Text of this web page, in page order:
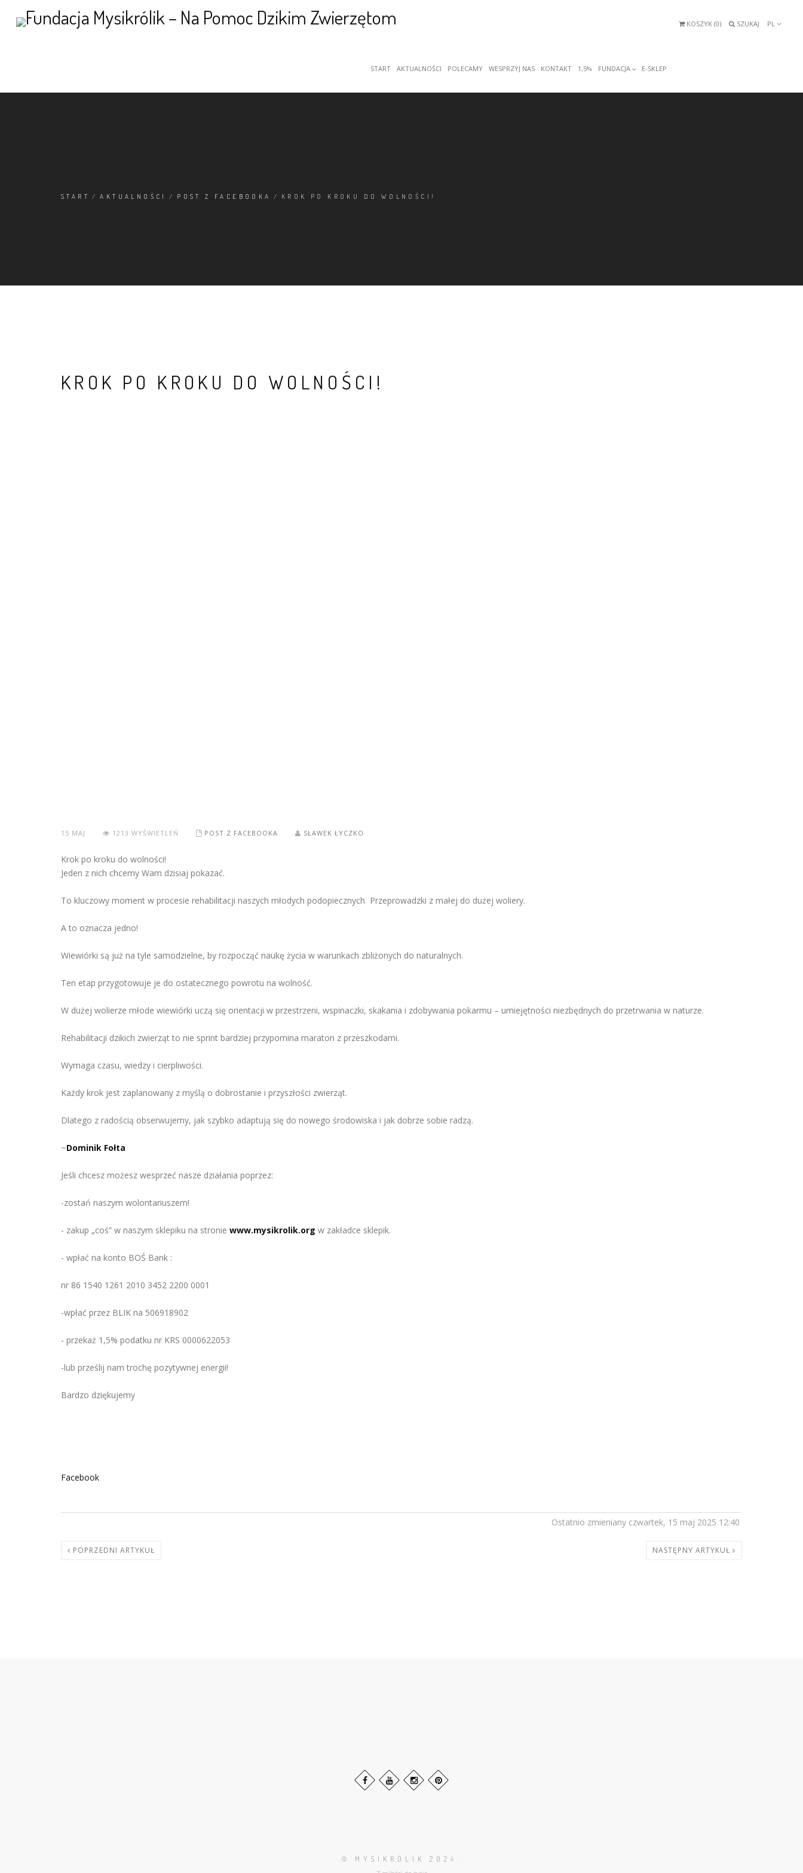
KOSZYK (0) SZUKAJ PL
START AKTUALNOŚCI POLECAMY WESPRZYJ NAS KONTAKT 1,5% FUNDACJA E-SKLEP
START / AKTUALNOŚCI / POST Z FACEBOOKA / KROK PO KROKU DO WOLNOŚCI!
KROK PO KROKU DO WOLNOŚCI!
15 MAJ 1213 WYŚWIETLEŃ POST Z FACEBOOKA SŁAWEK ŁYCZKO
Krok po kroku do wolności!
Jeden z nich chcemy Wam dzisiaj pokazać.
To kluczowy moment w procesie rehabilitacji naszych młodych podopiecznych Przeprowadzki z małej do dużej woliery.
A to oznacza jedno!
Wiewiórki są już na tyle samodzielne, by rozpocząć naukę życia w warunkach zbliżonych do naturalnych.
Ten etap przygotowuje je do ostatecznego powrotu na wolność.
W dużej wolierze młode wiewiórki uczą się orientacji w przestrzeni, wspinaczki, skakania i zdobywania pokarmu – umiejętności niezbędnych do przetrwania w naturze.
Rehabilitacji dzikich zwierząt to nie sprint bardziej przypomina maraton z przeszkodami.
Wymaga czasu, wiedzy i cierpliwości.
Każdy krok jest zaplanowany z myślą o dobrostanie i przyszłości zwierząt.
Dlatego z radością obserwujemy, jak szybko adaptują się do nowego środowiska i jak dobrze sobie radzą.
~Dominik Fołta
Jeśli chcesz możesz wesprzeć nasze działania poprzez:
-zostań naszym wolontariuszem!
- zakup „coś” w naszym sklepiku na stronie www.mysikrolik.org w zakładce sklepik.
- wpłać na konto BOŚ Bank :
nr 86 1540 1261 2010 3452 2200 0001
-wpłać przez BLIK na 506918902
- przekaż 1,5% podatku nr KRS 0000622053
-lub prześlij nam trochę pozytywnej energii!
Bardzo dziękujemy
Facebook
Ostatnio zmieniany czwartek, 15 maj 2025 12:40
POPRZEDNI ARTYKUŁ NASTĘPNY ARTYKUŁ
© MYSIKRÓLIK 202 4.